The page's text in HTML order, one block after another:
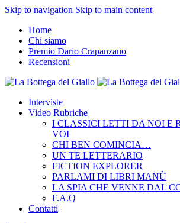
Skip to navigation Skip to main content
Home
Chi siamo
Premio Dario Crapanzano
Recensioni
Interviste
Video Rubriche
I CLASSICI LETTI DA NOI E
VOI
CHI BEN COMINCIA…
UN TE LETTERARIO
FICTION EXPLORER
PARLAMI DI LIBRI MANÙ
LA SPIA CHE VENNE DAL
F.A.Q
Contatti